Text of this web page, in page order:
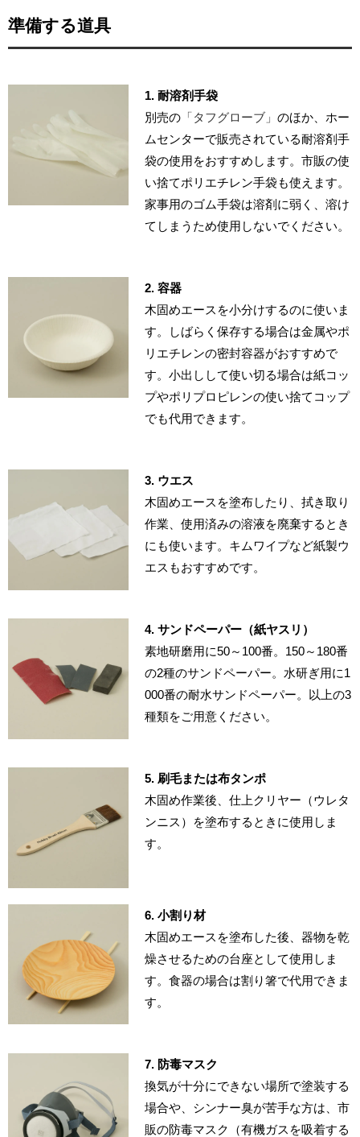
準備する道具
1. 耐溶剤手袋
別売の「タフグローブ」 のほか、ホー
ムセンターで販売されている耐溶剤手
袋の使用をおすすめします。市販の使
い捨てポリエチレン手袋も使えます。
家事用のゴム手袋は溶剤に弱く、溶け
てしまうため使用しないでください。
2. 容器
木固めエースを小分けするのに使いま
す。しばらく保存する場合は金属やポ
リエチレンの密封容器がおすすめで
す。小出しして使い切る場合は紙コッ
プやポリプロピレンの使い捨てコップ
でも代用できます。
3. ウエス
木固めエースを塗布したり、拭き取り
作業、使用済みの溶液を廃棄するとき
にも使います。キムワイプなど紙製ウ
エスもおすすめです。
4. サンドペーパー（紙ヤスリ）
素地研磨用に50～100番。150～180番
の2種のサンドペーパー。水研ぎ用に1
000番の耐水サンドペーパー。以上の3
種類をご用意ください。
5. 刷毛または布タンポ
木固め作業後、仕上クリヤー（ウレタ
ンニス）を塗布するときに使用しま
す。
6. 小割り材
木固めエースを塗布した後、器物を乾
燥させるための台座として使用しま
す。食器の場合は割り箸で代用できま
す。
7. 防毒マスク
換気が十分にできない場所で塗装する
場合や、シンナー臭が苦手な方は、市
販の防毒マスク（有機ガスを吸着する